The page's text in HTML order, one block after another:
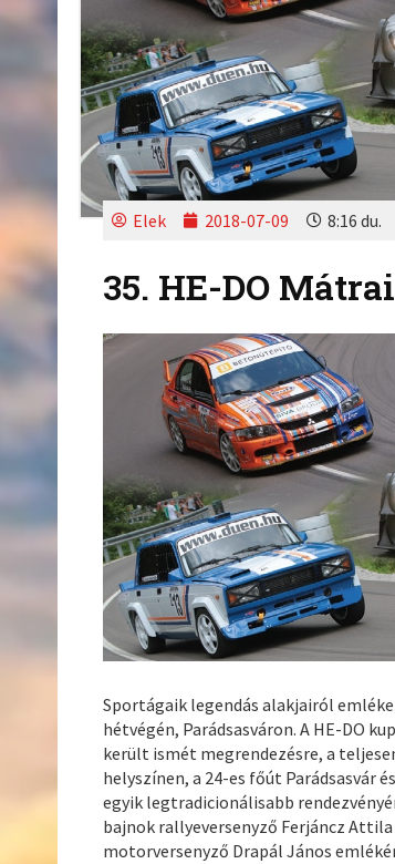
Elek 2018-07-09 8:16 du.
35. HE-DO
Sportágaik legendás alakjairól
hétvégén, Parádsasváron. A HE-DO
került ismét megrendezésre, a
helyszínen, a 24-es főút Parádsasvár
egyik legtradicionálisabb
bajnok rallyeversenyző Ferjáncz
motorversenyző Drapál János